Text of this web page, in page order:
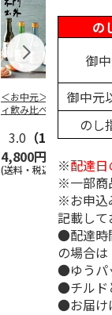
＜お中元＞バラエテ
ィ飲み比べ
3.0 （1）
4,800円
(送料・税込)
≪
(
の
御
御中元
のし
※配達日
※一部商
※お申込
記載して
●配達時
の場合は
●ゆうパ
●チルド
●お届け